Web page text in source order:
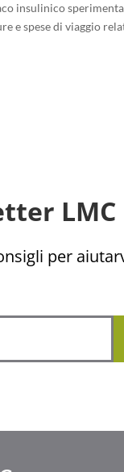
insulinico
e spese di viaggio
LMC
per